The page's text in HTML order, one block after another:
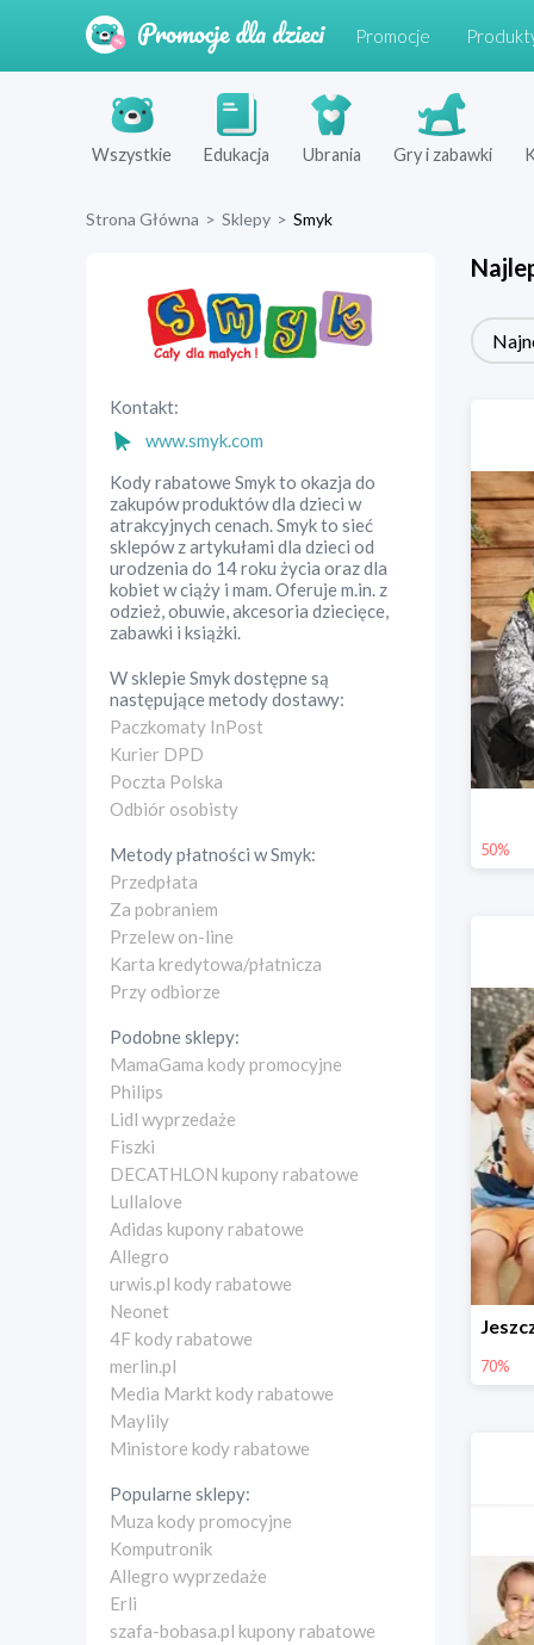
Promocje
Wszystkie Edukacja Ubrania Gry i zabawki
Strona Główna > Sklepy > Smyk
Kontakt:
www.smyk.com
Kody rabatowe Smyk to okazja do
zakupów produktów dla dzieci w
atrakcyjnych cenach. Smyk to sieć
sklepów z artykułami dla dzieci od
urodzenia do 14 roku życia oraz dla
kobiet w ciąży i mam. Oferuje m.in. z
odzież, obuwie, akcesoria dziecięce,
zabawki i książki.
W sklepieSmykdostępne są
następujące metody dostawy:
Paczkomaty InPost
Kurier DPD
Poczta Polska
Odbiór osobisty
Metody płatności wSmyk:
Przedpłata
Za pobraniem
Przelew on-line
Karta kredytowa/płatnicza
Przy odbiorze
Podobne sklepy:
MamaGama kody promocyjne
Philips
Lidl wyprzedaże
Fiszki
DECATHLON kupony rabatowe
Lullalove
Adidas kupony rabatowe
Allegro
urwis.pl kody rabatowe
Neonet
4F kody rabatowe
merlin.pl
Media Markt kody rabatowe
Maylily
Ministore kody rabatowe
Popularne sklepy:
Muza kody promocyjne
Komputronik
Allegro wyprzedaże
Erli
szafa-bobasa.pl kupony rabatowe
50%
70%